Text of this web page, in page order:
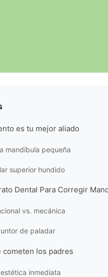
es tu mejor aliado
mandíbula pequeña
superior hundido
Dental Para Corregir
vs. mecánica
de paladar
los padres
inmediata